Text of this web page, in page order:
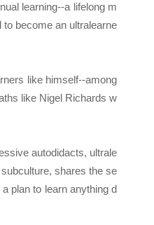
learning--a lifelong m
become an ultralearne
like himself--among
like Nigel Richards w
autodidacts, ultrale
shares the se
plan to learn anything d